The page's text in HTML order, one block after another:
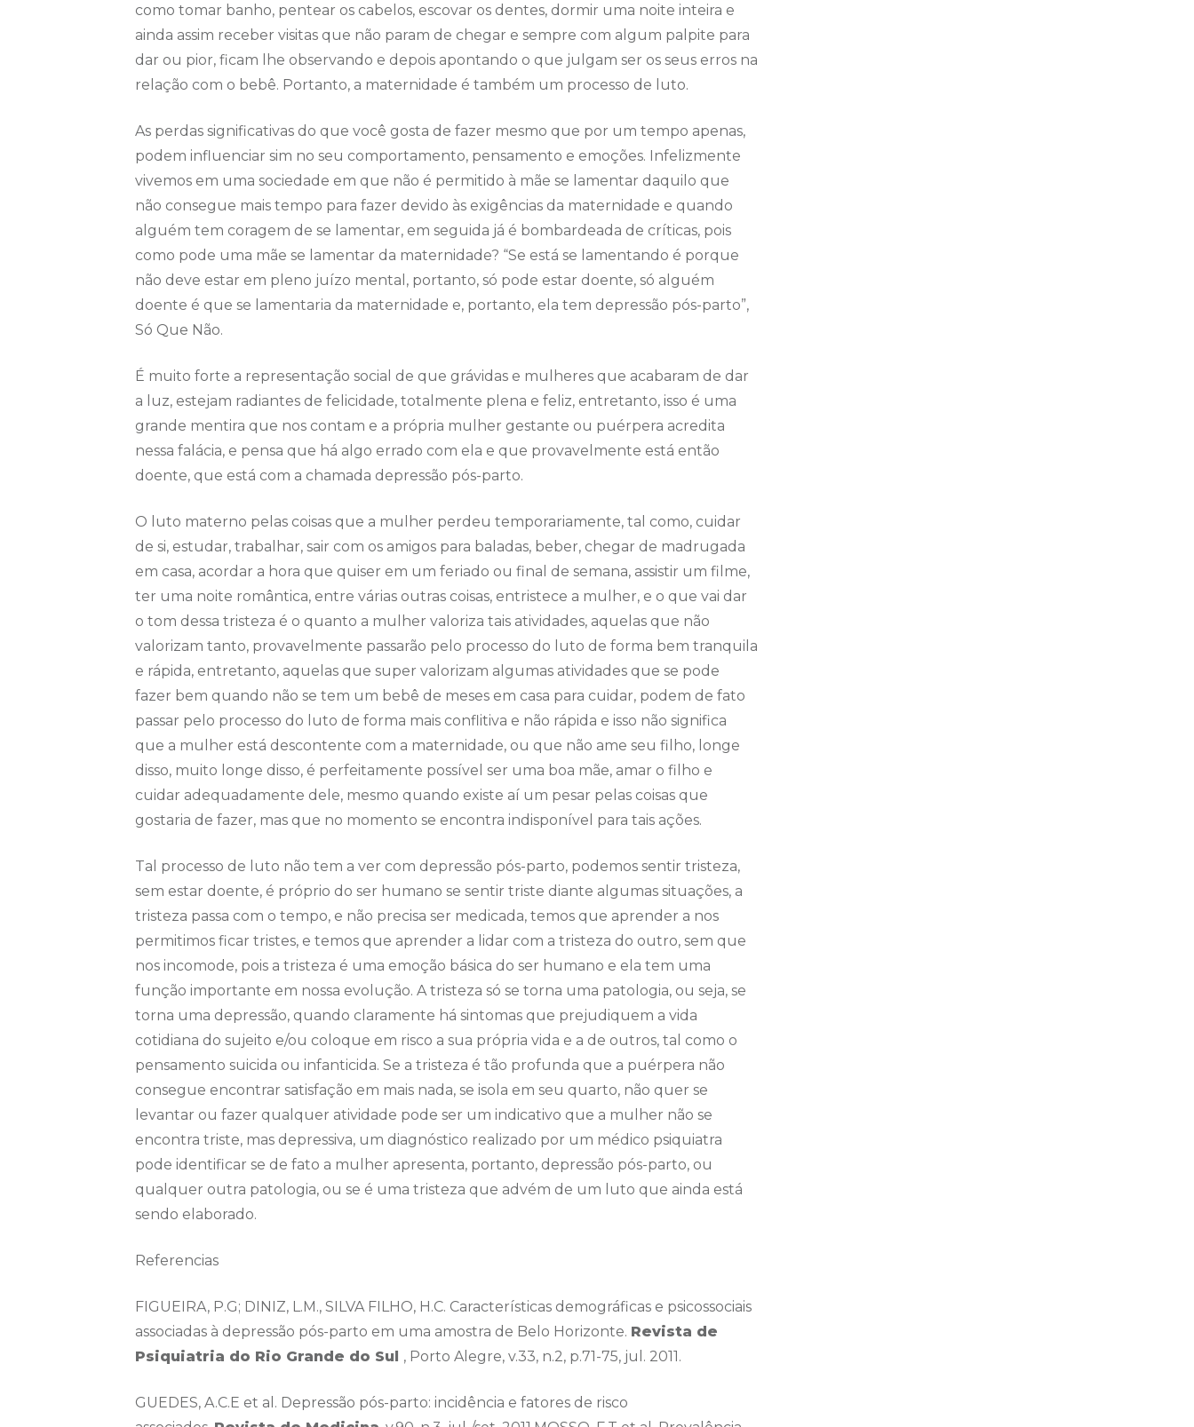
como tomar banho, pentear os cabelos, escovar os dentes, dormir uma noite inteira e
ainda assim receber visitas que não param de chegar e sempre com algum palpite para
dar ou pior, ficam lhe observando e depois apontando o que julgam ser os seus erros na
relação com o bebê. Portanto, a maternidade é também um processo de luto.
As perdas significativas do que você gosta de fazer mesmo que por um tempo apenas,
podem influenciar sim no seu comportamento, pensamento e emoções. Infelizmente
vivemos em uma sociedade em que não é permitido à mãe se lamentar daquilo que
não consegue mais tempo para fazer devido às exigências da maternidade e quando
alguém tem coragem de se lamentar, em seguida já é bombardeada de críticas, pois
como pode uma mãe se lamentar da maternidade? “Se está se lamentando é porque
não deve estar em pleno juízo mental, portanto, só pode estar doente, só alguém
doente é que se lamentaria da maternidade e, portanto, ela tem depressão pós-parto”,
Só Que Não.
É muito forte a representação social de que grávidas e mulheres que acabaram de dar
a luz, estejam radiantes de felicidade, totalmente plena e feliz, entretanto, isso é uma
grande mentira que nos contam e a própria mulher gestante ou puérpera acredita
nessa falácia, e pensa que há algo errado com ela e que provavelmente está então
doente, que está com a chamada depressão pós-parto.
O luto materno pelas coisas que a mulher perdeu temporariamente, tal como, cuidar
de si, estudar, trabalhar, sair com os amigos para baladas, beber, chegar de madrugada
em casa, acordar a hora que quiser em um feriado ou final de semana, assistir um filme,
ter uma noite romântica, entre várias outras coisas, entristece a mulher, e o que vai dar
o tom dessa tristeza é o quanto a mulher valoriza tais atividades, aquelas que não
valorizam tanto, provavelmente passarão pelo processo do luto de forma bem tranquila
e rápida, entretanto, aquelas que super valorizam algumas atividades que se pode
fazer bem quando não se tem um bebê de meses em casa para cuidar, podem de fato
passar pelo processo do luto de forma mais conflitiva e não rápida e isso não significa
que a mulher está descontente com a maternidade, ou que não ame seu filho, longe
disso, muito longe disso, é perfeitamente possível ser uma boa mãe, amar o filho e
cuidar adequadamente dele, mesmo quando existe aí um pesar pelas coisas que
gostaria de fazer, mas que no momento se encontra indisponível para tais ações.
Tal processo de luto não tem a ver com depressão pós-parto, podemos sentir tristeza,
sem estar doente, é próprio do ser humano se sentir triste diante algumas situações, a
tristeza passa com o tempo, e não precisa ser medicada, temos que aprender a nos
permitimos ficar tristes, e temos que aprender a lidar com a tristeza do outro, sem que
nos incomode, pois a tristeza é uma emoção básica do ser humano e ela tem uma
função importante em nossa evolução. A tristeza só se torna uma patologia, ou seja, se
torna uma depressão, quando claramente há sintomas que prejudiquem a vida
cotidiana do sujeito e/ou coloque em risco a sua própria vida e a de outros, tal como o
pensamento suicida ou infanticida. Se a tristeza é tão profunda que a puérpera não
consegue encontrar satisfação em mais nada, se isola em seu quarto, não quer se
levantar ou fazer qualquer atividade pode ser um indicativo que a mulher não se
encontra triste, mas depressiva, um diagnóstico realizado por um médico psiquiatra
pode identificar se de fato a mulher apresenta, portanto, depressão pós-parto, ou
qualquer outra patologia, ou se é uma tristeza que advém de um luto que ainda está
sendo elaborado.
Referencias
FIGUEIRA, P.G; DINIZ, L.M., SILVA FILHO, H.C. Características demográficas e psicossociais
associadas à depressão pós-parto em uma amostra de Belo Horizonte. Revista de
Psiquiatria do Rio Grande do Sul , Porto Alegre, v.33, n.2, p.71-75, jul. 2011.
GUEDES, A.C.E et al. Depressão pós-parto: incidência e fatores de risco